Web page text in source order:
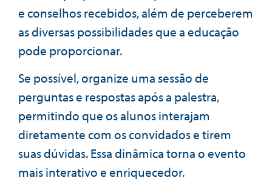
e conselhos recebidos, além de perceberem
as diversas possibilidades que a educação
pode proporcionar.
Se possível, organize uma sessão de
perguntas e respostas após a palestra,
permitindo que os alunos interajam
diretamente com os convidados e tirem
suas dúvidas. Essa dinâmica torna o evento
mais interativo e enriquecedor.